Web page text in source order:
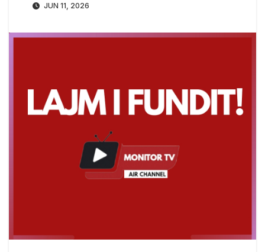
JUN 11, 2026